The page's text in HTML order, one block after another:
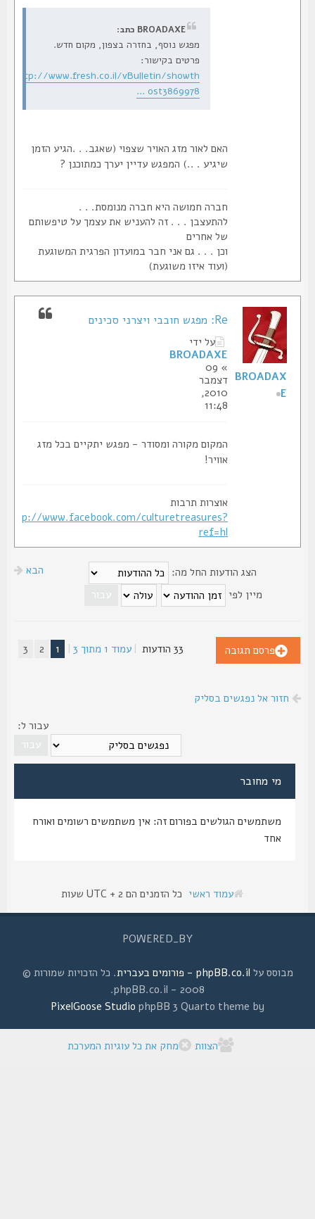
BROADAXE כתב:
מפגש נוסף, בחזרה בצפון, מקום חדש.
פרטים בקישור:
http://www.fresh.co.il/vBulletin/showth
... ost3869978
האם לאור מזג האויר שצפוי (שאגב. . .הגיע הזמן
שיגיע . ..) המפגש עדיין יערך כמתוכנן ?
חברה חמושה היא חברה מנומסת. . .
להתעצבן . . . זה להעניש את עצמך על טיפשותם
של אחרים
וכן . . . גם אני חבר במועדון הפרגית המשוגעת
(ועוד איזו משוגעת)
על ידי
BROADAXE
» 09
דצמבר
2010,
11:48
המקום מקורה ומסודר - מפגש יתקיים בכל מזג
אוויר!
אוצרות תרבות
http://www.facebook.com/culturetreasures?
ref=hl
BROADAX
הצג הודעות החל מה:
מיין לפי
פרסם תגובה |עמוד1מתוך3
|
1
חזור אל נפגשים בסליק
עבור ל:
מי מחובר
משתמשים הגולשים בפורום זה: אין משתמשים רשומים ואורח
עמוד ראשי כל הזמנים הם UTC + 2 שעות
POWERED_BY
מבוסס עלphpBB.co.il - פורומים בעברית
. כל הזכויות שמורות ©
2008 - phpBB.co.il.
phpBB 3 Quarto theme by
PixelGoose Studio
הצוות מחק את כל עוגיות המערכת